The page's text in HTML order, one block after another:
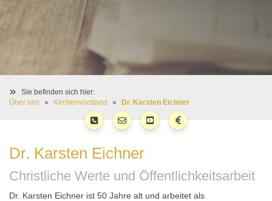
Sie befinden sich hier:
Über uns
Kirchenvorstand Dr. Karsten Eichner
Dr. Karsten Eichner
Christliche Werte und Öffentlichkeitsarbeit
Dr. Karsten Eichner ist 50 Jahre alt und arbeitet als